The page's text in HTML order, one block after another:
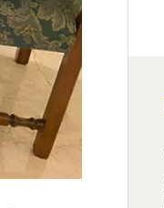
Πατριάρχης
στις ΙΔ΄